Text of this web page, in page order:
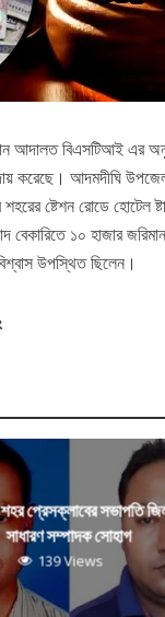
আদালত বিএসটিআই এর
করেছে। আদমদীঘি
ষ্টেশন রোডে হোটেল
বেকারিতে ১০ হাজার
উপস্থিত ছিলেন।
শহর প্রেসক্লাবের সভাপতি
সাধারণ সম্পাদক সোহাগ
139 Views